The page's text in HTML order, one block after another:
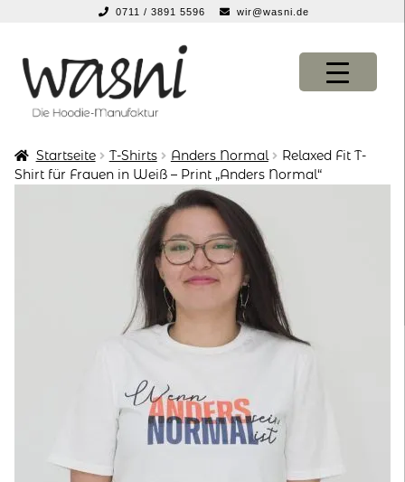
0711 / 3891 5596 wir@wasni.de
Navigation
springen
Inhalt
springen
KONFIGURATOR
KONFIGURATOR
Startseite T-Shirts Anders Normal
Relaxed Fit T-
Shirt für Frauen in Weiß – Print „Anders Normal“